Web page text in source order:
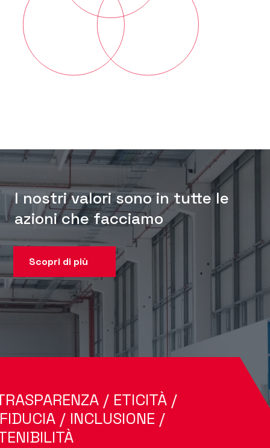
I nostri valori sono in tutte le
azioni che facciamo
Scopri di più
/ ETICITÀ /
/ INCLUSIONE /